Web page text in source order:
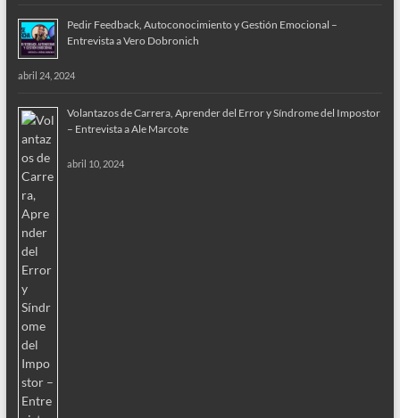
Pedir Feedback, Autoconocimiento y Gestión Emocional –
Entrevista a Vero Dobronich
abril 24, 2024
Volantazos de Carrera, Aprender del Error y Síndrome del Impostor
– Entrevista a Ale Marcote
abril 10, 2024